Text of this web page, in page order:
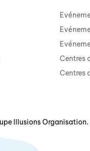
Centres
Centres
Illusions Organisation.